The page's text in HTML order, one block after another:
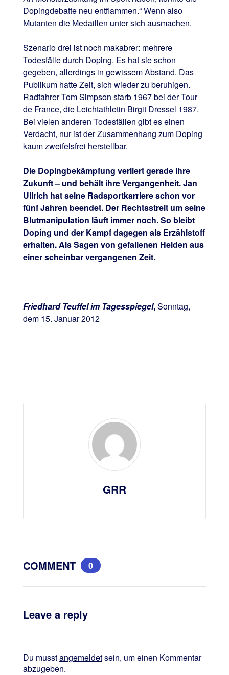
Dopingdebatte neu entflammen.“ Wenn also
Mutanten die Medaillen unter sich ausmachen.
Szenario drei ist noch makabrer: mehrere
Todesfälle durch Doping. Es hat sie schon
gegeben, allerdings in gewissem Abstand. Das
Publikum hatte Zeit, sich wieder zu beruhigen.
Radfahrer Tom Simpson starb 1967 bei der Tour
de France, die Leichtathletin Birgit Dressel 1987.
Bei vielen anderen Todesfällen gibt es einen
Verdacht, nur ist der Zusammenhang zum Doping
kaum zweifelsfrei herstellbar.
Die Dopingbekämpfung verliert gerade ihre
Zukunft – und behält ihre Vergangenheit. Jan
Ullrich hat seine Radsportkarriere schon vor
fünf Jahren beendet. Der Rechtsstreit um seine
Blutmanipulation läuft immer noch. So bleibt
Doping und der Kampf dagegen als Erzählstoff
erhalten. Als Sagen von gefallenen Helden aus
einer scheinbar vergangenen Zeit.
Friedhard Teuffel im Tagesspiegel,Sonntag,
dem 15. Januar 2012
GRR
COMMENT 0
Leave a reply
Du musstangemeldetsein, um einen Kommentar
abzugeben.